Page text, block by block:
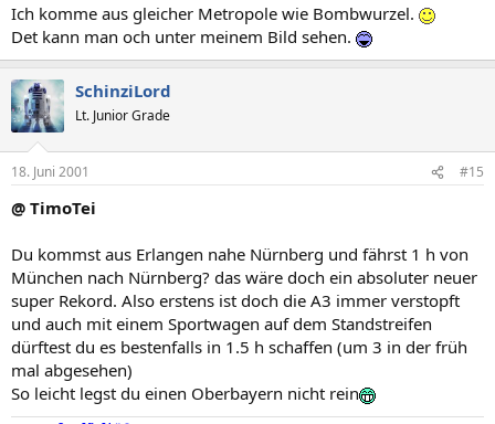
Ich komme aus gleicher Metropole wie Bombwurzel.
Det kann man och unter meinem Bild sehen.
SchinziLord
Lt. Junior Grade
18. Juni 2001 #15
@ TimoTei
Du kommst aus Erlangen nahe Nürnberg und fährst 1 h von
München nach Nürnberg? das wäre doch ein absoluter neuer
super Rekord. Also erstens ist doch die A3 immer verstopft
und auch mit einem Sportwagen auf dem Standstreifen
dürftest du es bestenfalls in 1.5 h schaffen (um 3 in der früh
mal abgesehen)
So leicht legst du einen Oberbayern nicht rein